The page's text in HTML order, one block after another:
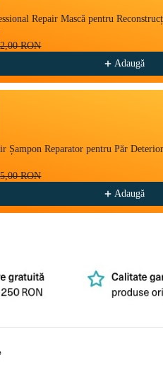
Repair Mască pentru
RON
Adaugă
Șampon Reparator pentru Păr
RON
Adaugă